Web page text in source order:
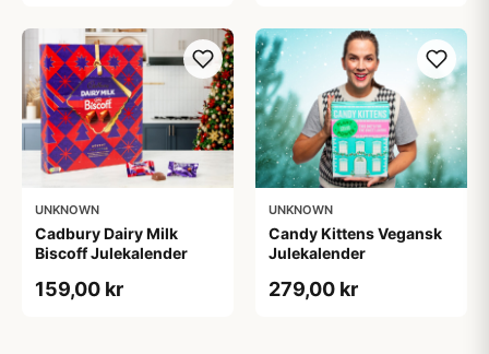
UNKNOWN
Cadbury Dairy Milk
Biscoff Julekalender
159,00 kr
UNKNOWN
Candy Kittens Vegansk
Julekalender
279,00 kr